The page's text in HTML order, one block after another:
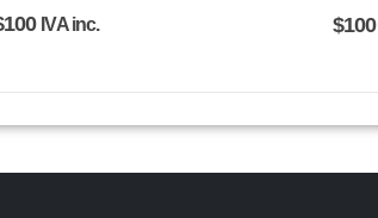
100 IVA inc. $100